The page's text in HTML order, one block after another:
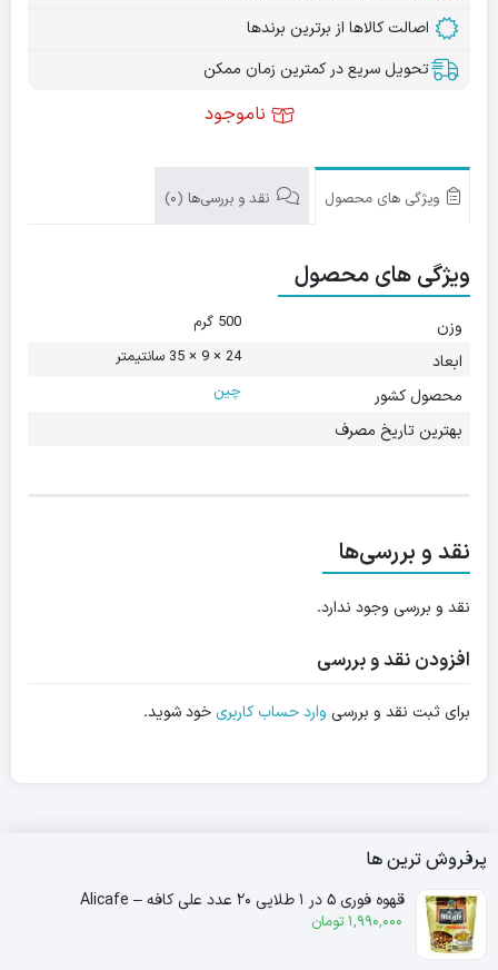
اصالت کالاها از برترین برندها
تحویل سریع در کمترین زمان ممکن
ناموجود
ویژگی های محصول نقد و بررسی‌ها (0)
ویژگی های محصول
وزن 500 گرم
ابعاد 24 × 9 × 35 سانتیمتر
محصول کشور چین
بهترین تاریخ مصرف
نقد و بررسی‌ها
نقد و بررسی وجود ندارد.
افزودن نقد و بررسی
برای ثبت نقد و بررسی وارد حساب کاربریخود شوید.
پرفروش ترین ها
قهوه فوری ۵ در ۱ طلایی ۲۰ عدد علی کافه – Alicafe
1,990,000 تومان